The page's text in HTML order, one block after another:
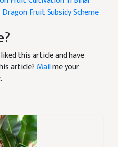
Dragon Fruit Subsidy Scheme
this article and have
article? Mailme your